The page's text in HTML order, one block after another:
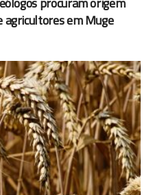
agricultores em Muge